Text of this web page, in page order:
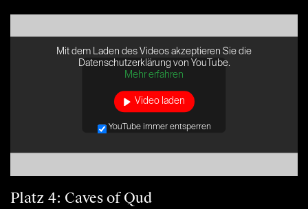
Mit dem Laden des Videos akzeptieren Sie die
Datenschutzerklärung von YouTube.
Mehr erfahren
Video laden
YouTube immer entsperren
Platz 4: Caves of Qud